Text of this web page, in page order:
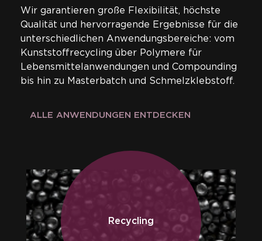
Wir garantieren große Flexibilität, höchste
Qualität und hervorragende Ergebnisse für die
unterschiedlichen Anwendungsbereiche: vom
Kunststoffrecycling über Polymere für
Lebensmittelanwendungen und Compounding
bis hin zu Masterbatch und Schmelzklebstoff.
ALLE ANWENDUNGEN ENTDECKEN
Recycling